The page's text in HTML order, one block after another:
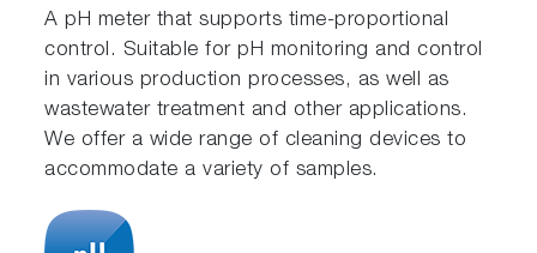
A pH meter that supports time-proportional
control. Suitable for pH monitoring and control
in various production processes, as well as
wastewater treatment and other applications.
We offer a wide range of cleaning devices to
accommodate a variety of samples.